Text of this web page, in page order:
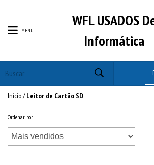
MENU
WFL USADOS
Informática
Início/ Leitor de Cartão SD
Ordenar por